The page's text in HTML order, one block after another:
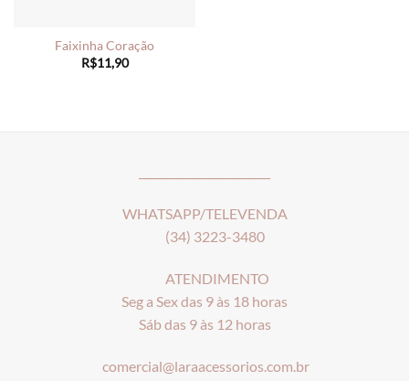
Faixinha Coração
R$11,90
WHATSAPP/TELEVENDA
(34) 3223-3480
ATENDIMENTO
Seg a Sex das 9 às 18 horas
Sáb das 9 às 12 horas
comercial@laraacessorios.com.br